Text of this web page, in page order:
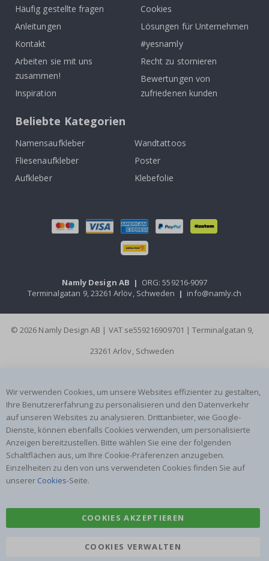
Häufig gestellte fragen
Anleitungen
Kontakt
Arbeiten sie mit uns
zusammen!
Inspiration
Cookies
Lösungen für Unternehmen
#yesnamly
Recht zu stornieren
Bewertungen von
zufriedenen kunden
Beliebte Kategorien
Namensaufkleber
Wandtattoos
Fliesenaufkleber
Poster
Aufkleber
Klebefolie
Namly Design AB | ORG: 559216-9097
Terminalgatan 9, 23261 Arlöv, Schweden | info@namly.ch
© 2026 Namly Design AB | VAT se559216909701 | Terminalgatan 9,
23261 Arlöv, Schweden
Wir verwenden Cookies, um unsere Websites effizienter zu gestalten,
Ihre Benutzererfahrung zu personalisieren und den Datenverkehr
auf unseren Websites zu analysieren. Drittanbieter, wie Google-
Dienste, können ebenfalls Cookies verwenden, um personalisierte
Anzeigen bereitzustellen. Bitte wählen Sie eine der folgenden
Schaltflächen aus, um Ihre Cookie-Präferenzen anzugeben.
Einzelheiten zu den von uns verwendeten Cookies finden Sie auf
unserer Cookies-Seite.
COOKIES AKZEPTIEREN
COOKIES VERWALTEN